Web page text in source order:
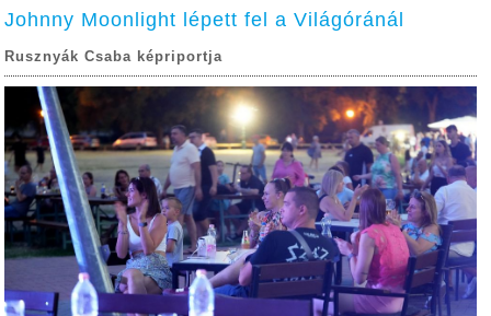
Johnny Moonlight lépett fel a Világóránál
Rusznyák Csaba képriportja